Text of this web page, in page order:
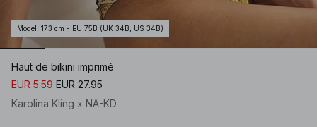
Model : 173 cm - EU 75B (UK 34B, US 34B)
Haut de bikini imprimé
EUR 5.59 EUR 27.95
Karolina Kling x NA-KD